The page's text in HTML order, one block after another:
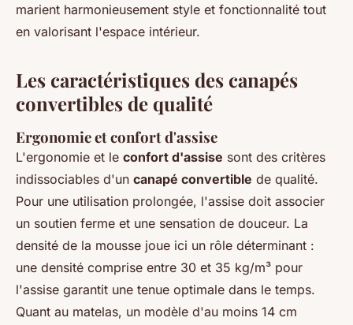
marient harmonieusement style et fonctionnalité tout
en valorisant l'espace intérieur.
Les caractéristiques des canapés
convertibles de qualité
Ergonomie et confort d'assise
L'ergonomie et le confort d'assise sont des critères
indissociables d'un canapé convertible de qualité.
Pour une utilisation prolongée, l'assise doit associer
un soutien ferme et une sensation de douceur. La
densité de la mousse joue ici un rôle déterminant :
une densité comprise entre 30 et 35 kg/m³ pour
l'assise garantit une tenue optimale dans le temps.
Quant au matelas, un modèle d'au moins 14 cm